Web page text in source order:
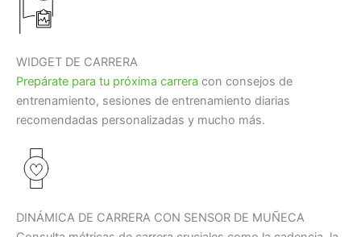
WIDGET DE CARRERA
Prepárate para tu próxima carrera con consejos de
entrenamiento, sesiones de entrenamiento diarias
recomendadas personalizadas y mucho más.
DINÁMICA DE CARRERA CON SENSOR DE MUÑECA